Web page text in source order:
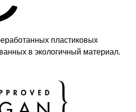
пластиковых
в экологичный материал.